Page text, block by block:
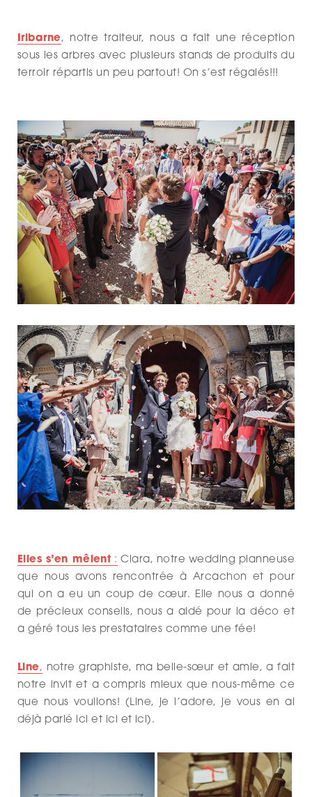
Iribarne, notre traiteur, nous a fait une réception
sous les arbres avec plusieurs stands de produits du
terroir répartis un peu partout! On s’est régalés!!!
Elles s’en mêlent : Clara, notre wedding planneuse
que nous avons rencontrée à Arcachon et pour
qui on a eu un coup de cœur. Elle nous a donné
de précieux conseils, nous a aidé pour la déco et
a géré tous les prestataires comme une fée!
Line, notre graphiste, ma belle-sœur et amie, a fait
notre invit et a compris mieux que nous-même ce
que nous voulions! (Line, je l’adore, je vous en ai
déjà parlé ici et ici et ici).